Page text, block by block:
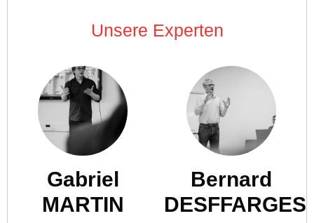
Unsere Experten
Gabriel
MARTIN
Bernard
DESFFARGES